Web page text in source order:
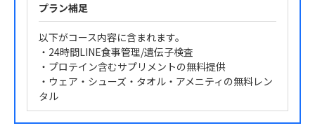
プラン補足
以下がコース内容に含まれます。
・24時間LINE食事管理/遺伝子検査
・プロテイン含むサプリメントの無料提供
・ウェア・シューズ・タオル・アメニティの無料レン
タル